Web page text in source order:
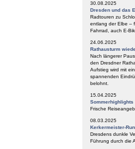
30.08.2025
Dresden und das
Radtouren zu
entlang der Elbe –
Fahrrad, auch E-
24.06.2025
Rathausturm
Nach längerer
den Dresdner
Aufstieg wird mit
spannenden
belohnt.
15.04.2025
Sommerhighlights
Frische
08.03.2025
Kerkermeister-
Dresdens dunkle
Führung durch die